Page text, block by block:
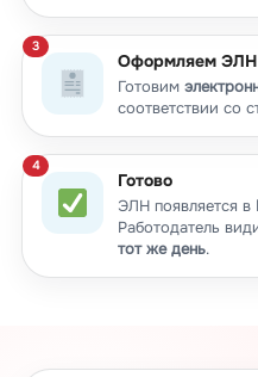
Оформляем ЭЛН
Готовим
соответствии со
Готово
ЭЛН появляется в
Работодатель
тот же день.